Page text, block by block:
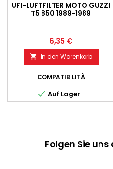
UFI-LUFTFILTER MOTO GUZZI
T5 850 1989-1989
6,35 €
 In den Warenkorb
COMPATIBILITÀ
 Auf Lager
Folgen Sie